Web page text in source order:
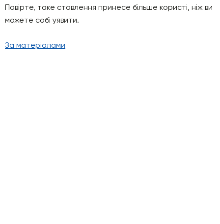
Повірте, таке ставлення принесе більше користі, ніж ви
можете собі уявити.
За матеріалами